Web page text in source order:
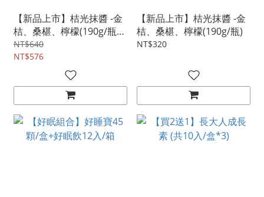
【新品上市】桔光抹醬 -金
桔、桑椹、檸檬(190g/瓶
*2)
NT$640
NT$576
【新品上市】桔光抹醬 -金
桔、桑椹、檸檬(190g/瓶)
NT$320